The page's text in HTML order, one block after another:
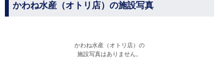
かわね水産（オトリ店）の施設写真
かわね水産（オトリ店）の
施設写真はありません。